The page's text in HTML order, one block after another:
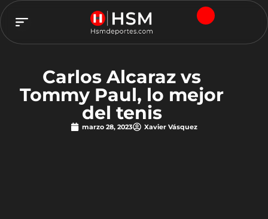
Carlos Alcaraz vs
Tommy Paul, lo mejor
del tenis
marzo 28, 2023 Xavier Vásquez